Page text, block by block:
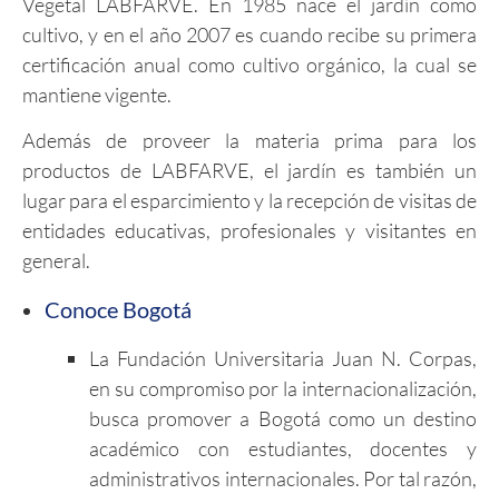
cultivo, y en el año 2007 es cuando recibe su primera
certificación anual como cultivo orgánico, la cual se
mantiene vigente.
Además de proveer la materia prima para los
productos de LABFARVE, el jardín es también un
lugar para el esparcimiento y la recepción de visitas de
entidades educativas, profesionales y visitantes en
general.
Conoce Bogotá
La Fundación Universitaria Juan N. Corpas,
en su compromiso por la internacionalización,
busca promover a Bogotá como un destino
académico con estudiantes, docentes y
administrativos internacionales. Por tal razón,